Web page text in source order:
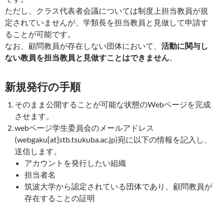
ただし、クラス代表者会議については制度上担当教員が規
定されていませんが、学類長を担当教員と見做して申請す
ることが可能です。
なお、顧問教員が存在しない団体において、 活動に関与し
ない教員を担当教員と見做すことはできません。
新規発行の手順
そのまま公開することが可能な状態のWebページを完成
させます。
webページ学生委員会のメールアドレス
(webgaku[at]stb.tsukuba.ac.jp)宛に以下の情報を記入し、
送信します。
アカウントを発行したい組織
担当者名
筑波大学から認定されている団体であり、顧問教員が
存在することの証明